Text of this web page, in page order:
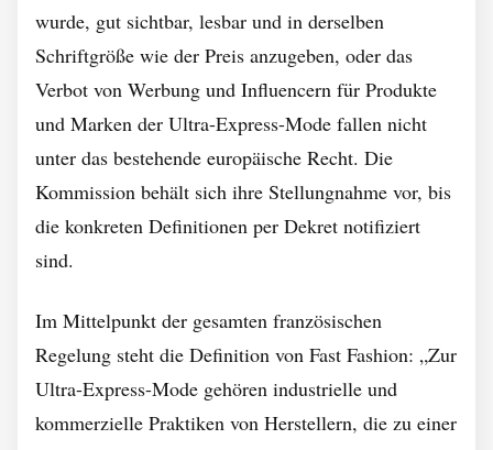
wurde, gut sichtbar, lesbar und in derselben
Schriftgröße wie der Preis anzugeben, oder das
Verbot von Werbung und Influencern für Produkte
und Marken der Ultra-Express-Mode fallen nicht
unter das bestehende europäische Recht. Die
Kommission behält sich ihre Stellungnahme vor, bis
die konkreten Definitionen per Dekret notifiziert
sind.
Im Mittelpunkt der gesamten französischen
Regelung steht die Definition von Fast Fashion: „Zur
Ultra-Express-Mode gehören industrielle und
kommerzielle Praktiken von Herstellern, die zu einer